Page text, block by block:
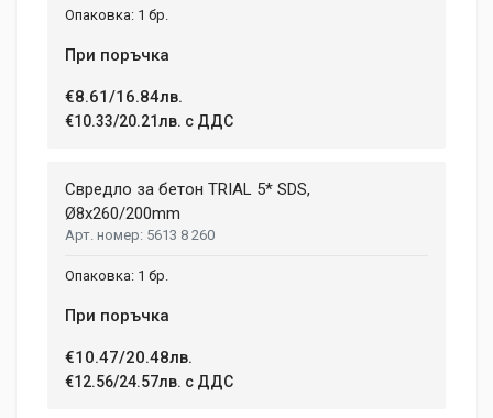
1 бр.
При поръчка
€8.61/16.84лв.
€10.33/20.21лв. с ДДС
Свредло за бетон TRIAL 5* SDS,
Ø8x260/200mm
5613 8 260
1 бр.
При поръчка
€10.47/20.48лв.
€12.56/24.57лв. с ДДС